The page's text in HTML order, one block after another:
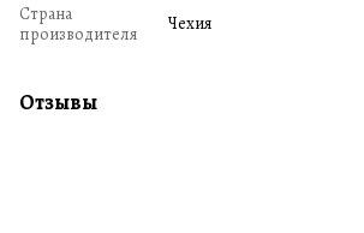
Страна
производителя
Чехия
Отзывы